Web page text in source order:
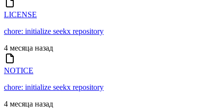
LICENSE
chore: initialize seekx repository
4 месяца назад
NOTICE
chore: initialize seekx repository
4 месяца назад